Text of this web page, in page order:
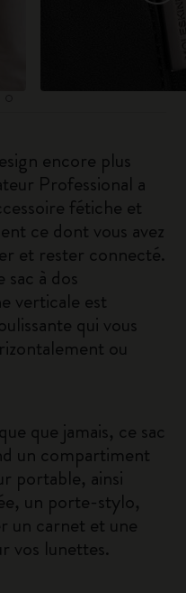
encore plus
Professional a
fétiche et
ce dont vous avez
et rester connecté.
sac à dos
verticale est
qui vous
ou
que jamais, ce sac
un compartiment
portable, ainsi
un porte-stylo,
un carnet et une
vos lunettes.